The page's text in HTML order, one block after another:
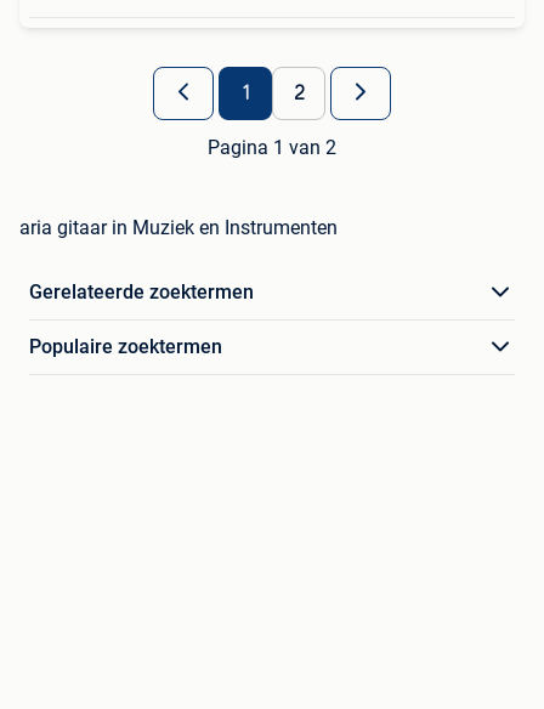
1 2
Pagina 1 van 2
aria gitaar in Muziek en Instrumenten
Gerelateerde zoektermen
Populaire zoektermen